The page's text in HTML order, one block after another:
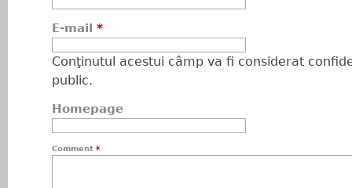
E-mail *
Conţinutul acestui câmp va fi considerat
public.
Homepage
Comment *